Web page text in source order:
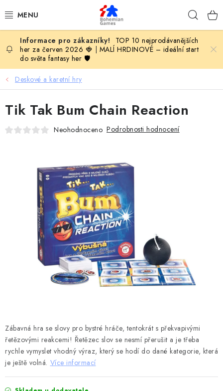
na
KOMPLETNÍ NABÍDKA HER
PODLE VĚKU
OLOHRANÍ
B2B SEKCE
DESKOHERNÍ KLUBY, DDM, KNIHOVNY A JINÉ
ZÁJMOVÉ ORGANIZACE
ZÁKLADNÍ A MATEŘSKÉ ŠKOLY, STŘEDNÍ ŠKOLY A
JINÁ VZDĚLÁVACÍ ZAŘÍZENÍ
Věrnostní program Staň se bohémem!
Deskoherní kluby, DDM, knihovny a jiné zájmové organizace
Bohemian Games ve světle reflektorů
Kalendář akcí Bohemian Games 🎉
TOP 10 nejprodávanějších
her za červen 2026 🍓
MALÍ HRDINOVÉ – ideální start
do světa fantasy her 🛡️
Deskové a karetní hry
Zábavná hra se slovy pro bystré hráče, tentokrát s překvapivými
řetězovými reakcemi! Řetězec slov se nesmí přerušit a je třeba
rychle vymyslet vhodný výraz, který se hodí do dané kategorie, která
je ještě volná. Více informací
Tik Tak Bum Chain Reaction
Neohodnoceno Podrobnosti hodnocení